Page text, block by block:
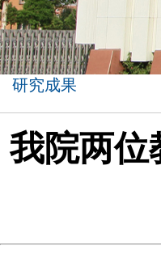
研究成果
我院两位